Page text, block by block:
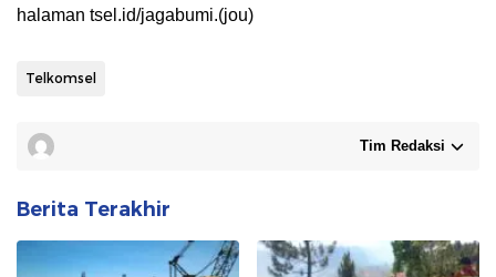
halaman tsel.id/jagabumi.(jou)
Telkomsel
Tim Redaksi
Berita Terakhir